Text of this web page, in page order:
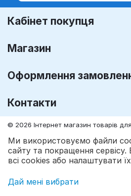
грн.935грн.1 063
Кабінет покупця
Магазин
Оформлення
Контакти
© 2026 Інтернет магазин товарів
Ми використовуємо файли
сайту та покращення
всі cookies або налаштувати
Дай мені вибрати